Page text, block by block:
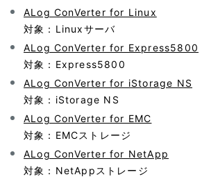
し
て
す
ー
シ
ALog ConVerter for Linux
対象：Linuxサーバ
ALog ConVerter for Express5800
対象：Express5800
ALog ConVerter for iStorage NS
対象：iStorage NS
ALog ConVerter for EMC
対象：EMCストレージ
ALog ConVerter for NetApp
対象：NetAppストレージ